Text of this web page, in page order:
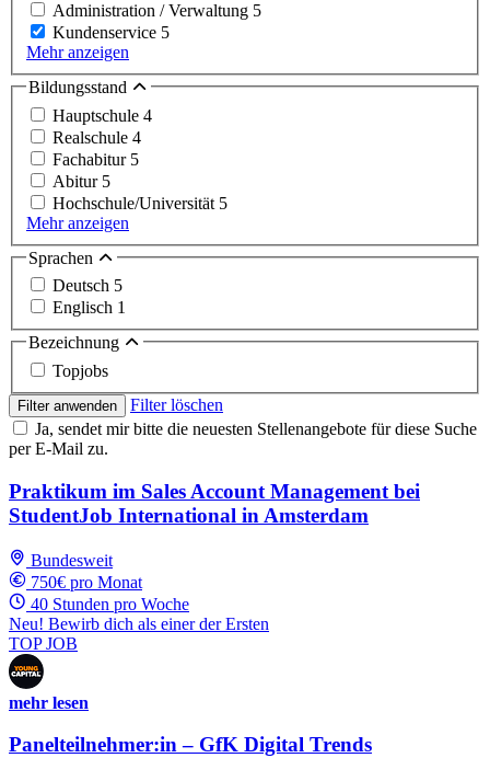
Administration / Verwaltung 5
Kundenservice 5
Mehr anzeigen
Bildungsstand
Hauptschule 4
Realschule 4
Fachabitur 5
Abitur 5
Hochschule/Universität 5
Mehr anzeigen
Sprachen
Deutsch 5
Englisch 1
Bezeichnung
Topjobs
Filter anwenden
Filter löschen
Ja, sendet mir bitte die neuesten Stellenangebote für diese Suche
per E-Mail zu.
Praktikum im Sales Account Management bei
StudentJob International in Amsterdam
Bundesweit
750€ pro Monat
40 Stunden pro Woche
Neu! Bewirb dich als einer der Ersten
TOP JOB
mehr lesen
Panelteilnehmer:in – GfK Digital Trends